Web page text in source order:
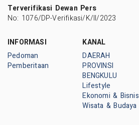
Terverifikasi Dewan Pers
No: 1076/DP-Verifikasi/K/II/2023
INFORMASI
Pedoman
Pemberitaan
KANAL
DAERAH
PROVINSI
BENGKULU
Lifestyle
Ekonomi & Bisnis
Wisata & Budaya